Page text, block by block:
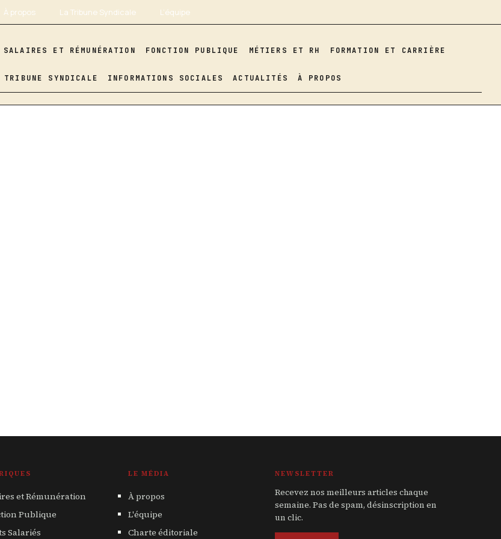
À propos La Tribune Syndicale L’équipe
SALAIRES ET RÉMUNÉRATION FONCTION PUBLIQUE MÉTIERS ET RH FORMATION ET CARRIÈRE
TRIBUNE SYNDICALE INFORMATIONS SOCIALES ACTUALITÉS À PROPOS
et Rémunération
Publique
Salariés
LE MÉDIA
À propos
L'équipe
Charte éditoriale
NEWSLETTER
Recevez nos meilleurs articles chaque
semaine. Pas de spam, désinscription en
un clic.